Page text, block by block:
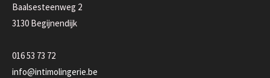
Baalsesteenweg 2
3130 Begijnendijk
016 53 73 72
info@intimolingerie.be